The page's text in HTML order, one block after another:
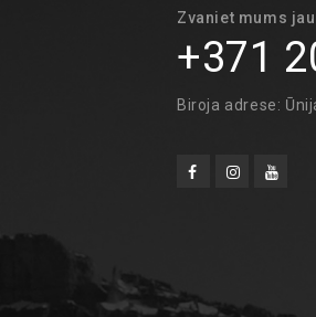
Zvaniet mums
+371
Biroja adrese: